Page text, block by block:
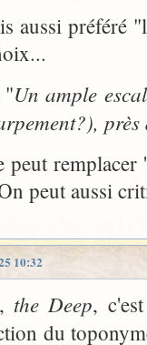
aussi préféré
"Un ample
près
peut
peut aussi
10:32
the Deep,
du